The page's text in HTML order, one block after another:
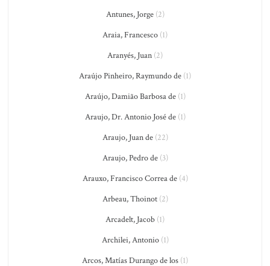
Antunes, Jorge(2)
Araia, Francesco (1)
Aranyés, Juan (2)
Araújo Pinheiro, Raymundo de (1)
Araújo, Damião Barbosa de(1)
Araujo, Dr. Antonio José de(1)
Araujo, Juan de(22)
Araujo, Pedro de(3)
Arauxo, Francisco Correa de(4)
Arbeau, Thoinot(2)
Arcadelt, Jacob (1)
Archilei, Antonio(1)
Arcos, Matías Durango de los (1)